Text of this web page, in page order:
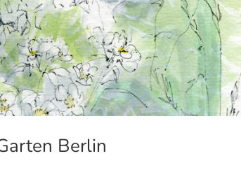
Berlin